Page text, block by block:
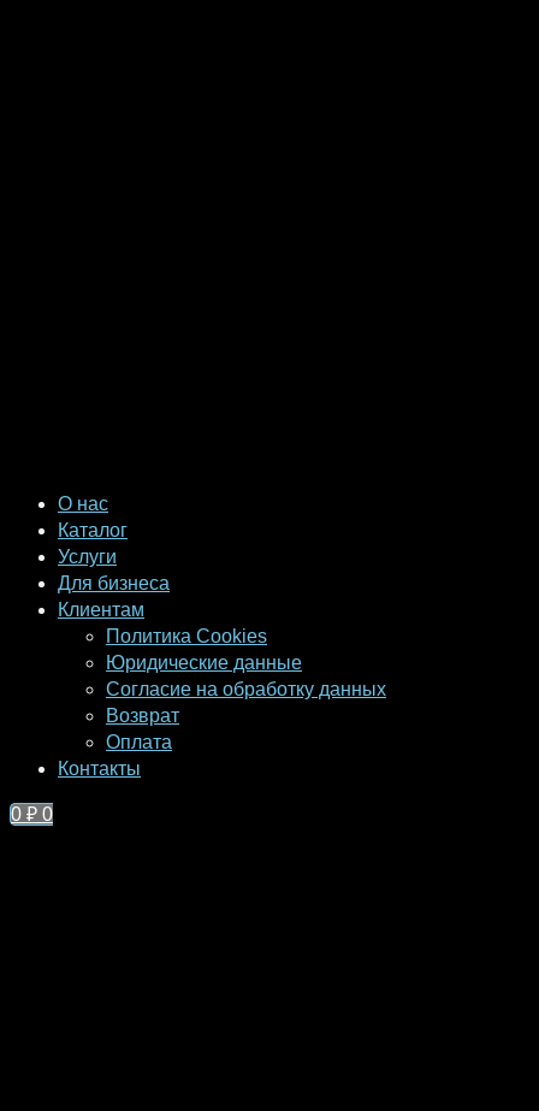
О нас
Каталог
Услуги
Для бизнеса
Клиентам
Политика Cookies
Юридические данные
Согласие на обработку данных
Возврат
Оплата
Контакты
0 ₽ 0